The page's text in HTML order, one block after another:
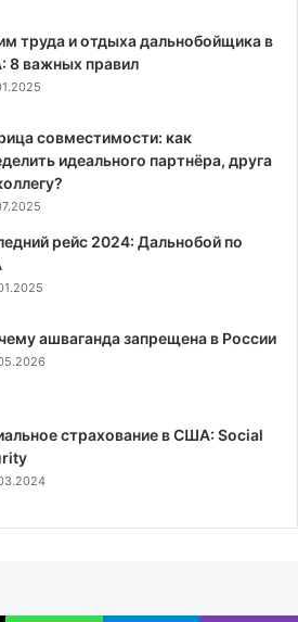
труда и отдыха дальнобойщика в
8 важных правил
совместимости: как
идеального партнёра, друга
рейс 2024: Дальнобой по
ашваганда запрещена в России
страхование в США: Social